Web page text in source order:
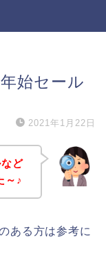
始セール
2021年1月22日
ど
～♪
ある方は参考に